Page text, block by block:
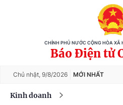
CHÍNH PHỦ NƯỚC CỘNG HÒA XÃ
Báo Điện tử
Chủ nhật, 9/8/2026 MỚI NHẤT
Kinh doanh